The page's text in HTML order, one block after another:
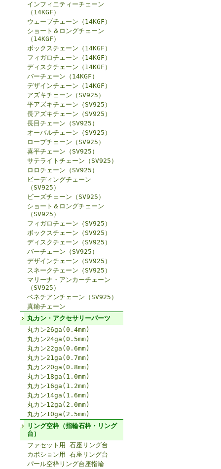
インフィニティーチェーン
（14KGF）
ウェーブチェーン（14KGF）
ショート＆ロングチェーン
（14KGF）
ボックスチェーン（14KGF）
フィガロチェーン（14KGF）
ディスクチェーン（14KGF）
バーチェーン（14KGF）
デザインチェーン（14KGF）
アズキチェーン（SV925）
平アズキチェーン（SV925）
長アズキチェーン（SV925）
長目チェーン（SV925）
オーバルチェーン（SV925）
ロープチェーン（SV925）
喜平チェーン（SV925）
サテライトチェーン（SV925）
ロロチェーン（SV925）
ビーディングチェーン
（SV925）
ビーズチェーン（SV925）
ショート＆ロングチェーン
（SV925）
フィガロチェーン（SV925）
ボックスチェーン（SV925）
ディスクチェーン（SV925）
バーチェーン（SV925）
デザインチェーン（SV925）
スネークチェーン（SV925）
マリーナ・アンカーチェーン
（SV925）
ベネチアンチェーン（SV925）
真鍮チェーン
丸カン・アクセサリーパーツ
丸カン26ga(0.4mm)
丸カン24ga(0.5mm)
丸カン22ga(0.6mm)
丸カン21ga(0.7mm)
丸カン20ga(0.8mm)
丸カン18ga(1.0mm)
丸カン16ga(1.2mm)
丸カン14ga(1.6mm)
丸カン12ga(2.0mm)
丸カン10ga(2.5mm)
リング空枠（指輪石枠・リング
台）
ファセット用 石座リング台
カボション用 石座リング台
パール空枠リング台座指輪